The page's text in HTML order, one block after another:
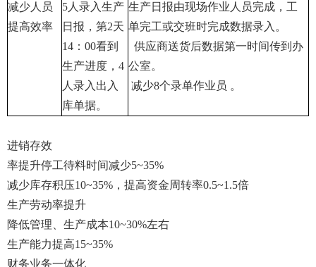
减少人员
提高效率
5人录入生产
日报，第2天
14：00看到
生产进度，4
人录入出入
库单据。
生产日报由现场作业人员完成，工
单完工或交班时完成数据录入。
供应商送货后数据第一时间传到办
公室。
减少8个录单作业员 。
进销存效
率提升停工待料时间减少5~35%
减少库存积压10~35%，提高资金周转率0.5~1.5倍
生产劳动率提升
降低管理、生产成本10~30%左右
生产能力提高15~35%
财务业务一体化